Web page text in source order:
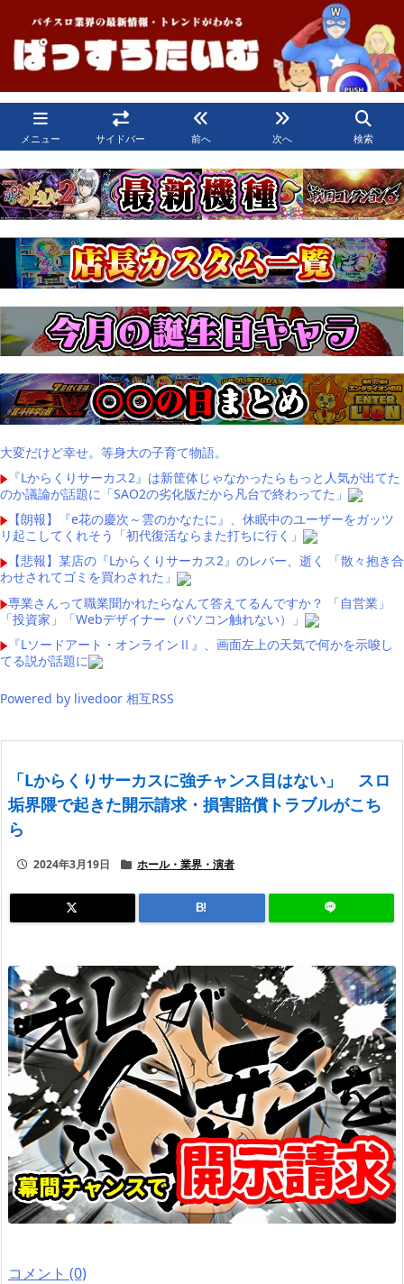
メニュー サイドバー 前へ 次へ 検索
大変だけど幸せ。等身大の子育て物語。
『Lからくりサーカス2』は新筐体じゃなかったらもっと人気が出てた
のか議論が話題に「SAO2の劣化版だから凡台で終わってた」
【朗報】『e花の慶次～雲のかなたに』、休眠中のユーザーをガッツ
リ起こしてくれそう「初代復活ならまた打ちに行く」
【悲報】某店の『Lからくりサーカス2』のレバー、逝く 「散々抱き合
わせされてゴミを買わされた」
専業さんって職業聞かれたらなんて答えてるんですか？ 「自営業」
「投資家」「Webデザイナー（パソコン触れない）」
『Lソードアート・オンラインⅡ』、画面左上の天気で何かを示唆し
てる説が話題に
Powered by livedoor 相互RSS
「Lからくりサーカスに強チャンス目はない」 スロ
垢界隈で起きた開示請求・損害賠償トラブルがこち
ら
2024年3月19日 ホール・業界・演者
B!
コメント (0)